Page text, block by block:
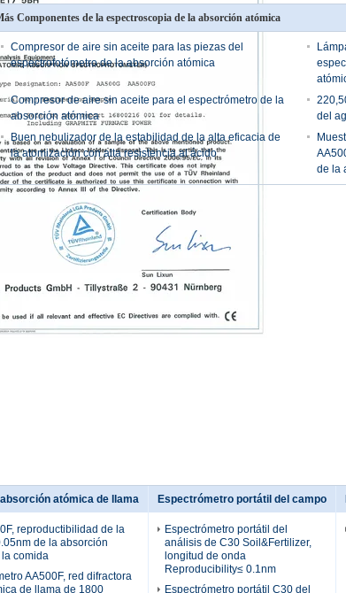
Componentes de la espectroscopia de la absorción atómica
Compresor de aire sin aceite para las piezas del
espectrofotómetro de la absorción atómica
Compresor de aire sin aceite para el espectrómetro de la
absorción atómica
del
Buen nebulizador de la estabilidad de la alta eficacia de
la atomización con alta resistencia al ácido
de la
atómica de llama
reproductibilidad de la
de la absorción
comida
AA500F, red difractora
de llama de 1800
Espectrómetro portátil del campo
Espectrómetro portátil del
análisis de C30 Soil&Fertilizer,
longitud de onda
Reproducibility≤ 0.1nm
Espectrómetro portátil C30 del